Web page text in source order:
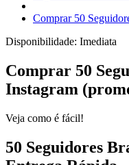
Comprar 50
Disponibilidade: Imediata
Comprar 50
Instagram
Veja como é fácil!
50 Seguidores